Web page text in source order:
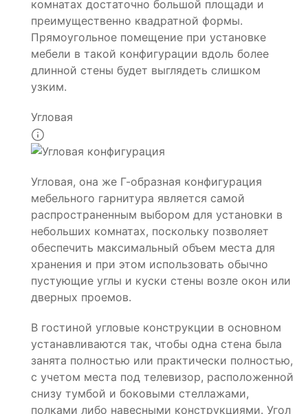
комнатах достаточно большой площади и
преимущественно квадратной формы.
Прямоугольное помещение при установке
мебели в такой конфигурации вдоль более
длинной стены будет выглядеть слишком
узким.
Угловая
Угловая, она же Г-образная конфигурация
мебельного гарнитура является самой
распространенным выбором для установки в
небольших комнатах, поскольку позволяет
обеспечить максимальный объем места для
хранения и при этом использовать обычно
пустующие углы и куски стены возле окон или
дверных проемов.
В гостиной угловые конструкции в основном
устанавливаются так, чтобы одна стена была
занята полностью или практически полностью,
с учетом места под телевизор, расположенной
снизу тумбой и боковыми стеллажами,
полками либо навесными конструкциями. Угол